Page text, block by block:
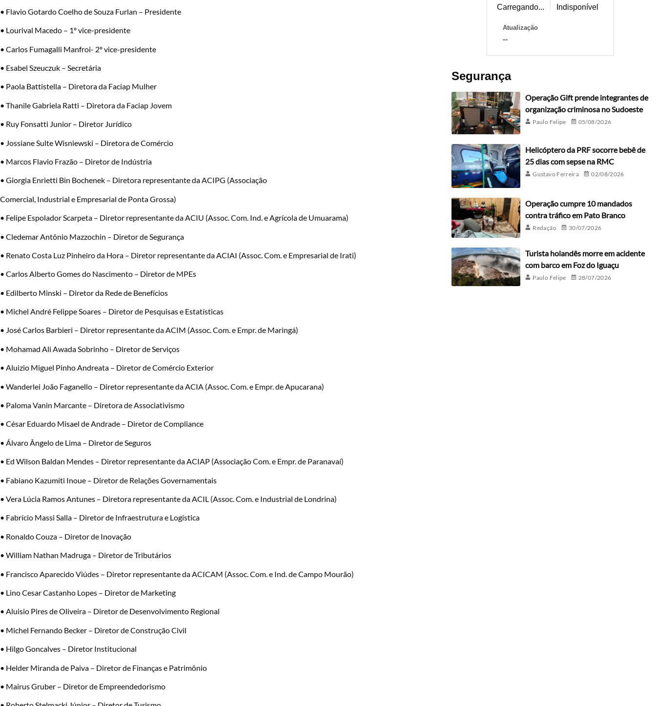
• Flavio Gotardo Coelho de Souza Furlan – Presidente
• Lourival Macedo – 1º vice-presidente
• Carlos Fumagalli Manfroi- 2º vice-presidente
• Esabel Szeuczuk – Secretária
• Paola Battistella – Diretora da Faciap Mulher
• Thanile Gabriela Ratti – Diretora da Faciap Jovem
• Ruy Fonsatti Junior – Diretor Jurídico
• Jossiane Sulte Wisniewski – Diretora de Comércio
• Marcos Flavio Frazão – Diretor de Indústria
• Giorgia Enrietti Bin Bochenek – Diretora representante da ACIPG (Associação
Comercial, Industrial e Empresarial de Ponta Grossa)
• Felipe Espolador Scarpeta – Diretor representante da ACIU (Assoc. Com. Ind. e Agrícola de Umuarama)
• Cledemar Antônio Mazzochin – Diretor de Segurança
• Renato Costa Luz Pinheiro da Hora – Diretor representante da ACIAI (Assoc. Com. e Empresarial de Irati)
• Carlos Alberto Gomes do Nascimento – Diretor de MPEs
• Edilberto Minski – Diretor da Rede de Benefícios
• Michel André Felippe Soares – Diretor de Pesquisas e Estatísticas
• José Carlos Barbieri – Diretor representante da ACIM (Assoc. Com. e Empr. de Maringá)
• Mohamad Ali Awada Sobrinho – Diretor de Serviços
• Aluizio Miguel Pinho Andreata – Diretor de Comércio Exterior
• Wanderlei João Faganello – Diretor representante da ACIA (Assoc. Com. e Empr. de Apucarana)
• Paloma Vanin Marcante – Diretora de Associativismo
• César Eduardo Misael de Andrade – Diretor de Compliance
• Álvaro Ângelo de Lima – Diretor de Seguros
• Ed Wilson Baldan Mendes – Diretor representante da ACIAP (Associação Com. e Empr. de Paranavaí)
• Fabiano Kazumiti Inoue – Diretor de Relações Governamentais
• Vera Lúcia Ramos Antunes – Diretora representante da ACIL (Assoc. Com. e Industrial de Londrina)
• Fabrício Massi Salla – Diretor de Infraestrutura e Logística
• Ronaldo Couza – Diretor de Inovação
• William Nathan Madruga – Diretor de Tributários
• Francisco Aparecido Viúdes – Diretor representante da ACICAM (Assoc. Com. e Ind. de Campo Mourão)
• Lino Cesar Castanho Lopes – Diretor de Marketing
• Aluisio Pires de Oliveira – Diretor de Desenvolvimento Regional
• Michel Fernando Becker – Diretor de Construção Civil
• Hilgo Goncalves – Diretor Institucional
• Helder Miranda de Paiva – Diretor de Finanças e Patrimônio
• Mairus Gruber – Diretor de Empreendedorismo
Carregando... Indisponível
Atualização
--
Segurança
Operação Gift prende integrantes de
organização criminosa no Sudoeste
Paulo Felipe 05/08/2026
Helicóptero da PRF socorre bebê de
25 dias com sepse na RMC
Gustavo Ferreira 02/08/2026
Operação cumpre 10 mandados
contra tráfico em Pato Branco
Redação 30/07/2026
Turista holandês morre em acidente
com barco em Foz do Iguaçu
Paulo Felipe 28/07/2026